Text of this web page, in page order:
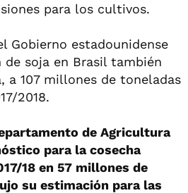
para los cultivos.
Gobierno estadounidense
soja en Brasil también
a 107 millones de toneladas
2018.
de Agricultura
para la cosecha
18 en 57 millones de
su estimación para las